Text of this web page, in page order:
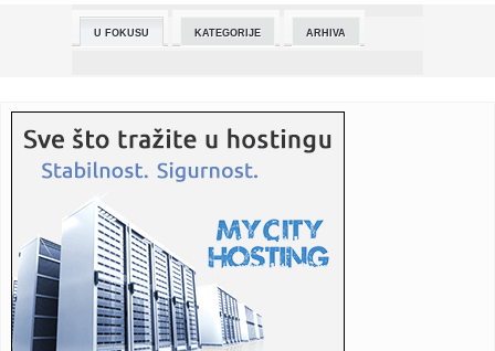
22:59: Ova stvar na čarapi najbolje tjera krpelje
22:59:Srpkinja se udala za milijardera: Pokazala kako se slavi
Uskrs u ...
22:59:Petar Mađar će izručiti Nikolu Gruevskog?
22:59:Trudnica iz BiH povrijeđena u opštoj tuči u rimskom metrou
22:59:U pabu ukradena torba sa Faberžeovim jajetom
U FOKUSU KATEGORIJE ARHIVA